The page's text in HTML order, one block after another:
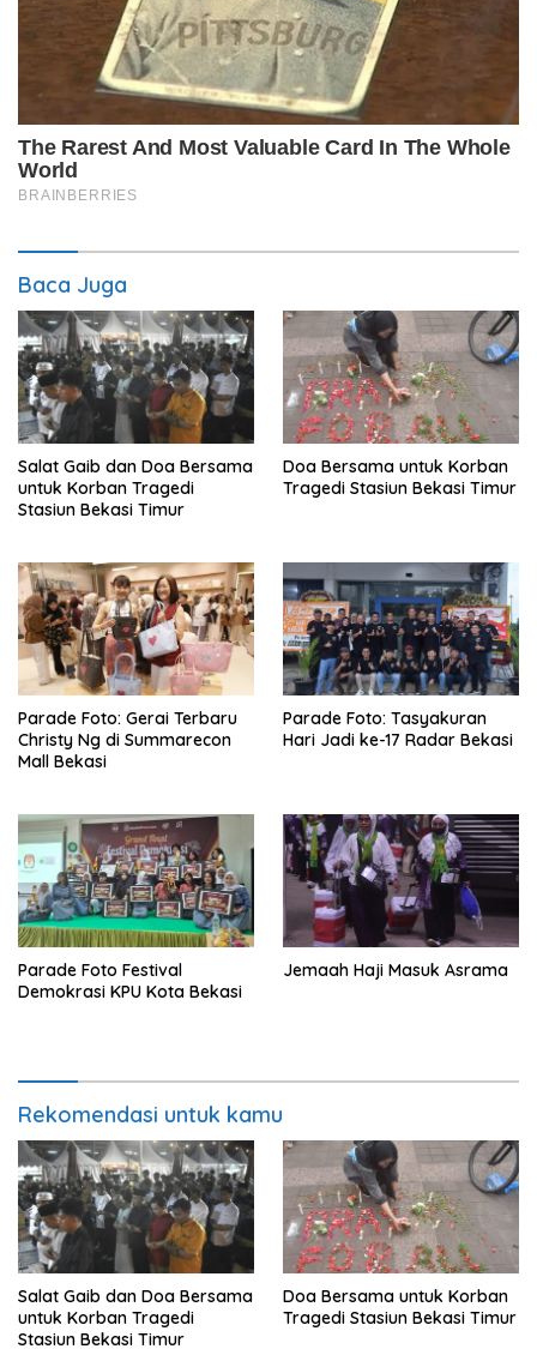
Baca Juga
Salat Gaib dan Doa Bersama
untuk Korban Tragedi
Stasiun Bekasi Timur
Doa Bersama untuk Korban
Tragedi Stasiun Bekasi Timur
Parade Foto: Gerai Terbaru
Christy Ng di Summarecon
Mall Bekasi
Parade Foto: Tasyakuran
Hari Jadi ke-17 Radar Bekasi
Parade Foto Festival
Demokrasi KPU Kota Bekasi
Jemaah Haji Masuk Asrama
Rekomendasi untuk kamu
Salat Gaib dan Doa Bersama
untuk Korban Tragedi
Stasiun Bekasi Timur
Doa Bersama untuk Korban
Tragedi Stasiun Bekasi Timur